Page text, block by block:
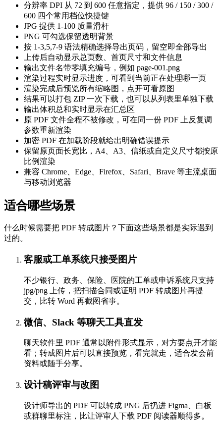
分辨率 DPI 从 72 到 600 任意指定，提供 96 / 150 / 300 /
600 四个常用档位快捷键
JPG 提供 1-100 质量滑杆
PNG 可勾选保留透明背景
按 1-3,5,7-9 语法精确选择导出页码，留空即全部导出
上传后自动显示总页数、首页尺寸和文件信息
输出文件名带零填充编号，例如 page-001.png
渲染过程实时显示进度，可看到当前正在处理哪一页
渲染完成后预览所有缩略图，点开可看原图
结果可以打包 ZIP 一次下载，也可以从列表里单独下载
输出体积总和实时显示在汇总区
原 PDF 文件全程不被修改，可在同一份 PDF 上反复调
参数重新渲染
加密 PDF 在加载阶段就给出明确错误提示
保留原页面长宽比，A4、A3、信纸或自定义尺寸都按原
比例渲染
兼容 Chrome、Edge、Firefox、Safari、Brave 等主流桌面
与移动浏览器
适合哪些场景
什么时候需要把 PDF 转成图片？下面这些场景都是实际遇到
过的。
客服或工单系统只接受图片
不少银行、政务、保险、医院的工单或申诉系统只支持
jpg/png 上传，把扫描合同或证明 PDF 转成图片再提
交，比转 Word 再截图省事。
微信、Slack 等聊天工具直发
聊天软件里 PDF 通常以附件形式显示，对方要点开才能
看；转成图片后可以直接预览，看完就走，适合发会前
资料或随手分享。
设计稿评审与改图
设计师导出的 PDF 可以转成 PNG 后扔进 Figma、白板
或群聊里标注，比让评审人下载 PDF 阅读器顺得多。